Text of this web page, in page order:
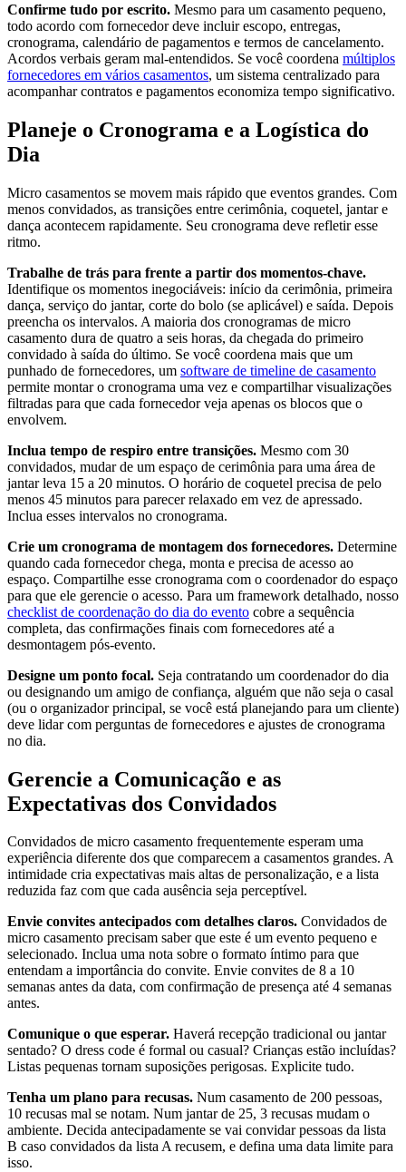
Confirme tudo por escrito. Mesmo para um casamento pequeno,
todo acordo com fornecedor deve incluir escopo, entregas,
cronograma, calendário de pagamentos e termos de cancelamento.
Acordos verbais geram mal-entendidos. Se você coordena múltiplos
fornecedores em vários casamentos, um sistema centralizado para
acompanhar contratos e pagamentos economiza tempo significativo.
Planeje o Cronograma e a Logística do
Dia
Micro casamentos se movem mais rápido que eventos grandes. Com
menos convidados, as transições entre cerimônia, coquetel, jantar e
dança acontecem rapidamente. Seu cronograma deve refletir esse
ritmo.
Trabalhe de trás para frente a partir dos momentos-chave.
Identifique os momentos inegociáveis: início da cerimônia, primeira
dança, serviço do jantar, corte do bolo (se aplicável) e saída. Depois
preencha os intervalos. A maioria dos cronogramas de micro
casamento dura de quatro a seis horas, da chegada do primeiro
convidado à saída do último. Se você coordena mais que um
punhado de fornecedores, um software de timeline de casamento
permite montar o cronograma uma vez e compartilhar visualizações
filtradas para que cada fornecedor veja apenas os blocos que o
envolvem.
Inclua tempo de respiro entre transições. Mesmo com 30
convidados, mudar de um espaço de cerimônia para uma área de
jantar leva 15 a 20 minutos. O horário de coquetel precisa de pelo
menos 45 minutos para parecer relaxado em vez de apressado.
Inclua esses intervalos no cronograma.
Crie um cronograma de montagem dos fornecedores. Determine
quando cada fornecedor chega, monta e precisa de acesso ao
espaço. Compartilhe esse cronograma com o coordenador do espaço
para que ele gerencie o acesso. Para um framework detalhado, nosso
checklist de coordenação do dia do evento cobre a sequência
completa, das confirmações finais com fornecedores até a
desmontagem pós-evento.
Designe um ponto focal. Seja contratando um coordenador do dia
ou designando um amigo de confiança, alguém que não seja o casal
(ou o organizador principal, se você está planejando para um cliente)
deve lidar com perguntas de fornecedores e ajustes de cronograma
no dia.
Gerencie a Comunicação e as
Expectativas dos Convidados
Convidados de micro casamento frequentemente esperam uma
experiência diferente dos que comparecem a casamentos grandes. A
intimidade cria expectativas mais altas de personalização, e a lista
reduzida faz com que cada ausência seja perceptível.
Envie convites antecipados com detalhes claros. Convidados de
micro casamento precisam saber que este é um evento pequeno e
selecionado. Inclua uma nota sobre o formato íntimo para que
entendam a importância do convite. Envie convites de 8 a 10
semanas antes da data, com confirmação de presença até 4 semanas
antes.
Comunique o que esperar. Haverá recepção tradicional ou jantar
sentado? O dress code é formal ou casual? Crianças estão incluídas?
Listas pequenas tornam suposições perigosas. Explicite tudo.
Tenha um plano para recusas. Num casamento de 200 pessoas,
10 recusas mal se notam. Num jantar de 25, 3 recusas mudam o
ambiente. Decida antecipadamente se vai convidar pessoas da lista
B caso convidados da lista A recusem, e defina uma data limite para
isso.